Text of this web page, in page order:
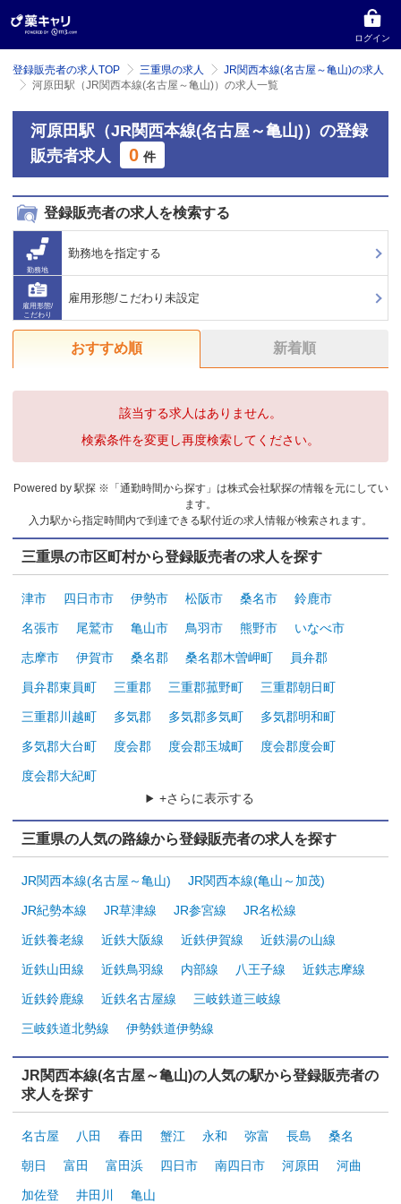
ログイン
登録販売者の求人TOP 三重県の求人
JR関西本線(名古屋～亀山)の求人
河原田駅（JR関西本線(名古屋～亀山)）の求人一覧
河原田駅（JR関西本線(名古屋～亀山)）の登録
販売者求人
0 件
登録販売者の求人を検索する
勤務地
勤務地を指定する
雇用形態/
こだわり
雇用形態/こだわり未設定
おすすめ順 新着順
該当する求人はありません。
検索条件を変更し再度検索してください。
Powered by 駅探 ※「通勤時間から探す」は株式会社駅探の情報を元にしてい
ます。
入力駅から指定時間内で到達できる駅付近の求人情報が検索されます。
三重県の市区町村から登録販売者の求人を探す
津市 四日市市 伊勢市 松阪市 桑名市 鈴鹿市
名張市 尾鷲市 亀山市 鳥羽市 熊野市 いなべ市
志摩市 伊賀市 桑名郡 桑名郡木曽岬町 員弁郡
員弁郡東員町 三重郡 三重郡菰野町 三重郡朝日町
三重郡川越町 多気郡 多気郡多気町 多気郡明和町
多気郡大台町 度会郡 度会郡玉城町 度会郡度会町
度会郡大紀町
+さらに表示する
三重県の人気の路線から登録販売者の求人を探す
JR関西本線(名古屋～亀山) JR関西本線(亀山～加茂)
JR紀勢本線 JR草津線 JR参宮線 JR名松線
近鉄養老線 近鉄大阪線 近鉄伊賀線 近鉄湯の山線
近鉄山田線 近鉄鳥羽線 内部線 八王子線 近鉄志摩線
近鉄鈴鹿線 近鉄名古屋線 三岐鉄道三岐線
三岐鉄道北勢線 伊勢鉄道伊勢線
JR関西本線(名古屋～亀山)の人気の駅から登録販売者の
求人を探す
名古屋 八田 春田 蟹江 永和 弥富 長島 桑名
朝日 富田 富田浜 四日市 南四日市 河原田 河曲
加佐登 井田川 亀山